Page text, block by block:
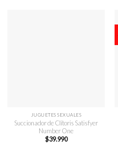
JUGUETES SEXUALES
Succionador de Clítoris Satisfyer
Number One
$39.990